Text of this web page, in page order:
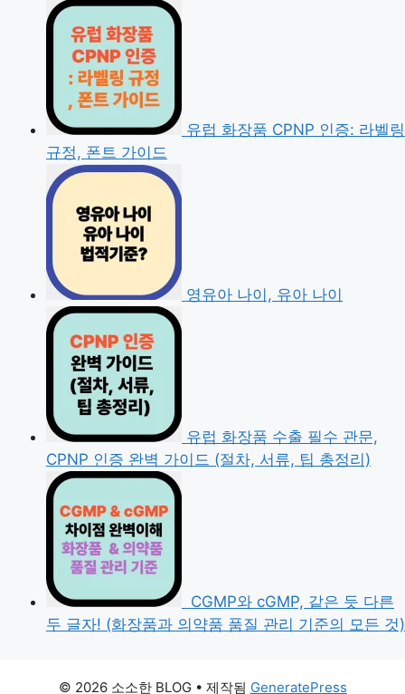
유럽 화장품 CPNP 인증: 라벨링
규정, 폰트 가이드
영유아 나이, 유아 나이
유럽 화장품 수출 필수 관문,
CPNP 인증 완벽 가이드 (절차, 서류, 팁 총정리)
CGMP와 cGMP, 같은 듯 다른
두 글자! (화장품과 의약품 품질 관리 기준의 모든 것)
© 2026 소소한 BLOG• 제작됨 GeneratePress